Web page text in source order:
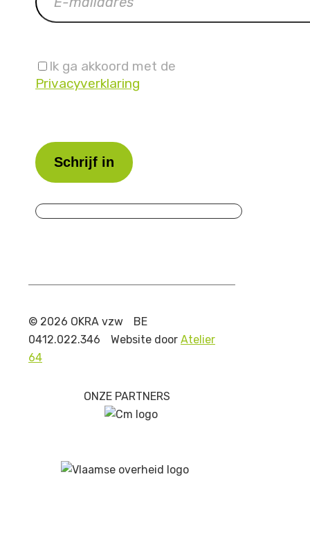
Ik ga akkoord met de
Privacyverklaring
dit
veld
leeg.
© 2026 OKRA vzw
BE
0412.022.346
Website door Atelier
64
ONZE PARTNERS